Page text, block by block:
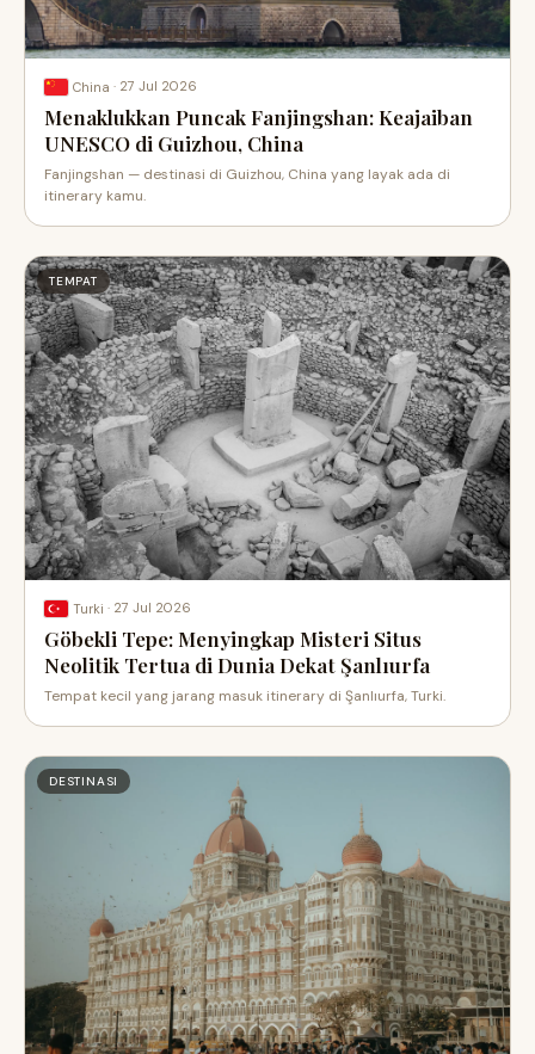
China · 27 Jul 2026
Menaklukkan Puncak Fanjingshan: Keajaiban
UNESCO di Guizhou, China
Fanjingshan — destinasi di Guizhou, China yang layak ada di
itinerary kamu.
TEMPAT
Turki · 27 Jul 2026
Göbekli Tepe: Menyingkap Misteri Situs
Neolitik Tertua di Dunia Dekat Şanlıurfa
Tempat kecil yang jarang masuk itinerary di Şanlıurfa, Turki.
DESTINASI